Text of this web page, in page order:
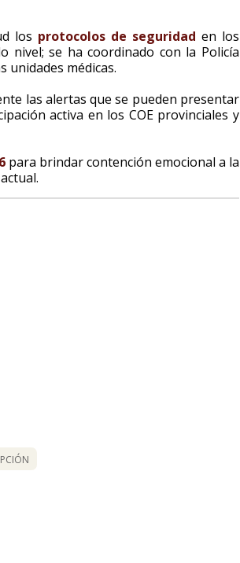
los protocolos de seguridad en los
nivel; se ha coordinado con la Policía
unidades médicas.
las alertas que se pueden presentar
activa en los COE provinciales y
para brindar contención emocional a la